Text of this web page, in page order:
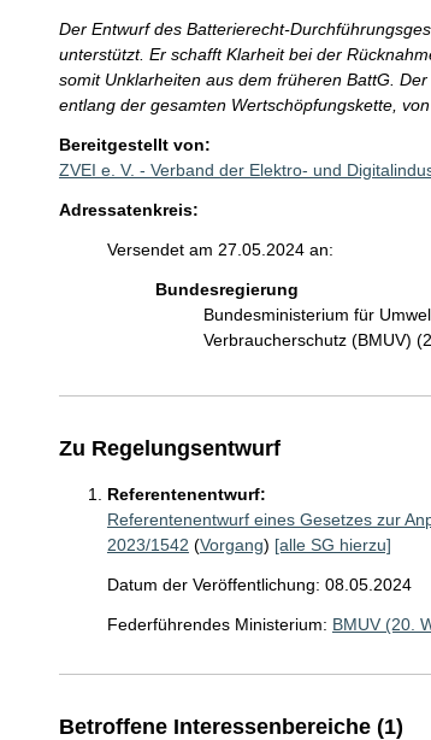
Der Entwurf des Batterierecht-
unterstützt. Er schafft Klarheit bei der
somit Unklarheiten aus dem früheren BattG.
entlang der gesamten Wertschöpfungskette,
Bereitgestellt von:
ZVEI e. V. - Verband der Elektro- und
Adressatenkreis:
Versendet am 27.05.2024 an:
Bundesregierung
Bundesministerium für
Verbraucherschutz (BMUV)
Zu Regelungsentwurf
Referentenentwurf:
Referentenentwurf eines Gesetzes zur
2023/1542 (Vorgang) [alle SG hierzu]
Datum der Veröffentlichung: 08.05.2024
Federführendes Ministerium: BMUV (20.
Betroffene Interessenbereiche (1)